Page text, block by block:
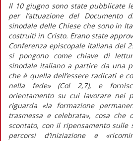
Il 10 giugno sono state pubblicate
per l’attuazione del Documento
sinodale delle Chiese che sono in
costruiti in Cristo. Erano state
Conferenza episcopale italiana del
si pongono come chiave di
sinodale italiano a partire da una
che è quella dell’essere radicati e
nella fede» (Col 2,7), e
orientamento su cui lavorare nei
riguarda «la formazione
trasmessa e celebrata», cosa che
scontato, con il ripensamento
percorsi d’iniziazione e